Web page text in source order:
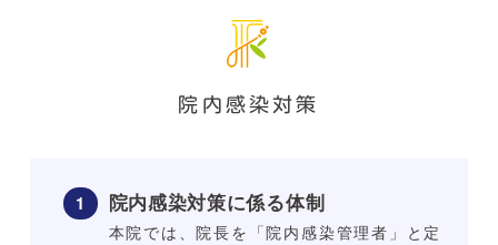
院内感染対策
院内感染対策に係る体制
本院では、院長を「院内感染管理者」と定